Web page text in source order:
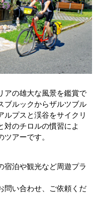
アの雄大な風景を鑑賞で
ブルックからザルツブル
ルプスと渓谷をサイクリ
対のチロルの慣習によ
アーです。
宿泊や観光など周遊プラ
問い合わせ、ご依頼くだ